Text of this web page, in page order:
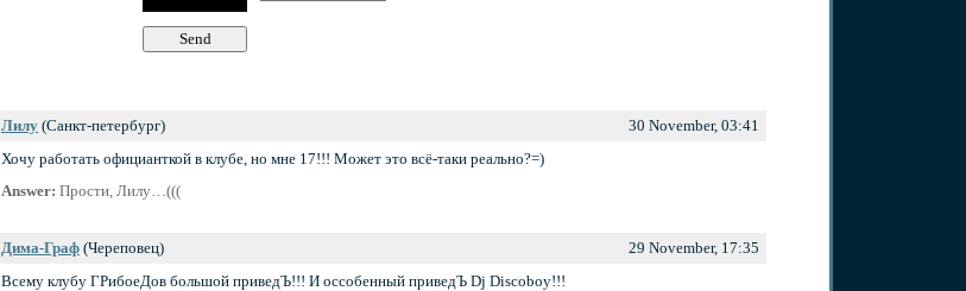
Лилу (Санкт-петербург)
30 November, 03:41
Хочу работать официанткой в клубе, но мне 17!!! Может это всё-таки реально?=)
Answer: Прости, Лилу…(((
Дима-Граф (Череповец)
29 November, 17:35
Всему клубу ГРибоеДов большой приведЪ!!! И оссобенный приведЪ Dj Discoboy!!!